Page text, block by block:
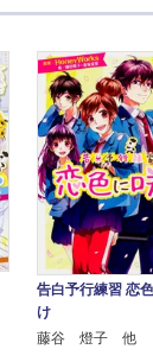
告白予行練習 恋
け
藤谷 燈子 他